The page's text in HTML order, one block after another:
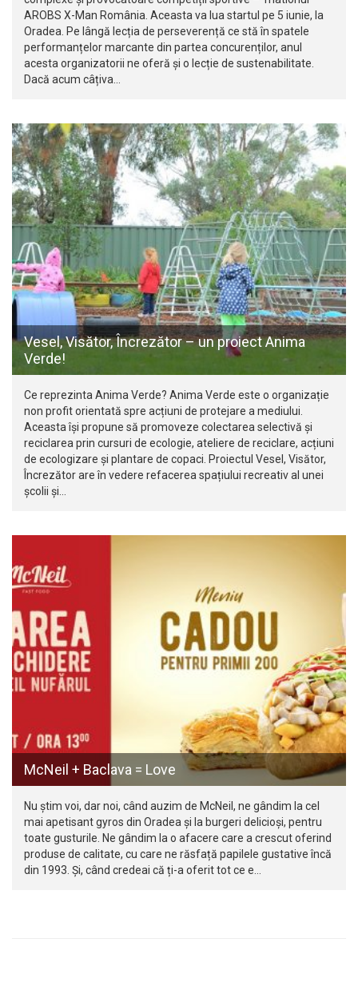
AROBS X-Man România. Aceasta va lua startul pe 5 iunie, la
Oradea. Pe lângă lecția de perseverență ce stă în spatele
performanțelor marcante din partea concurenților, anul
acesta organizatorii ne oferă și o lecție de sustenabilitate.
Dacă acum câțiva…
Vesel, Visător, Încrezător – un proiect Anima
Verde!
Ce reprezinta Anima Verde? Anima Verde este o organizație
non profit orientată spre acțiuni de protejare a mediului.
Aceasta își propune să promoveze colectarea selectivă și
reciclarea prin cursuri de ecologie, ateliere de reciclare, acțiuni
de ecologizare și plantare de copaci. Proiectul Vesel, Visător,
Încrezător are în vedere refacerea spațiului recreativ al unei
școlii și…
McNeil + Baclava = Love
Nu știm voi, dar noi, când auzim de McNeil, ne gândim la cel
mai apetisant gyros din Oradea și la burgeri delicioși, pentru
toate gusturile. Ne gândim la o afacere care a crescut oferind
produse de calitate, cu care ne răsfață papilele gustative încă
din 1993. Și, când credeai că ți-a oferit tot ce e…